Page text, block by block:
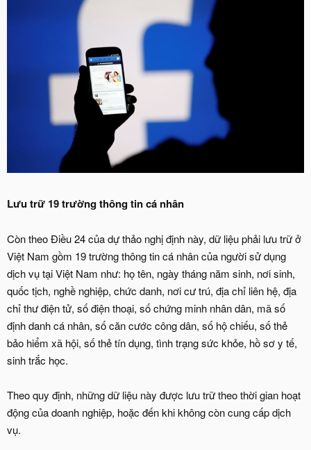
Lưu trữ 19 trường thông tin cá nhân
Còn theo Điều 24 của dự thảo nghị định này, dữ liệu phải lưu trữ ở
Việt Nam gồm 19 trường thông tin cá nhân của người sử dụng
dịch vụ tại Việt Nam như: họ tên, ngày tháng năm sinh, nơi sinh,
quốc tịch, nghề nghiệp, chức danh, nơi cư trú, địa chỉ liên hệ, địa
chỉ thư điện tử, số điện thoại, số chứng minh nhân dân, mã số
định danh cá nhân, số căn cước công dân, số hộ chiếu, số thẻ
bảo hiểm xã hội, số thẻ tín dụng, tình trạng sức khỏe, hồ sơ y tế,
sinh trắc học.
Theo quy định, những dữ liệu này được lưu trữ theo thời gian hoạt
động của doanh nghiệp, hoặc đến khi không còn cung cấp dịch
vụ.